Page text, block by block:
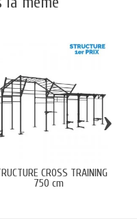
CROSS TRAINING
750 cm
›